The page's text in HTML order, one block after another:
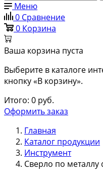
Меню
0 Сравнение
0 Корзина
Ваша корзина пуста
Выберите в каталоге
кнопку «В корзину».
Итого: 0 руб.
Оформить заказ
Главная
Каталог продукции
Инструмент
Сверло по металлу